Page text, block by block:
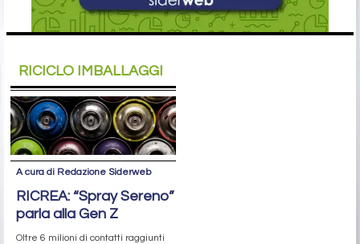
RICICLO IMBALLAGGI
A cura di Redazione Siderweb
RICREA: “Spray Sereno”
parla alla Gen Z
Oltre 6 milioni di contatti raggiunti